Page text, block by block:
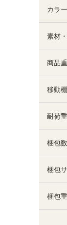
棚板が
板のみ
T59A-DK
カラー
素材
商品
移動
耐荷重
梱包数
梱包
梱包